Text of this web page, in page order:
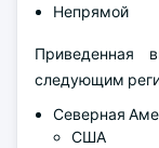
Непрямой
Приведенная
следующим
Северная
США